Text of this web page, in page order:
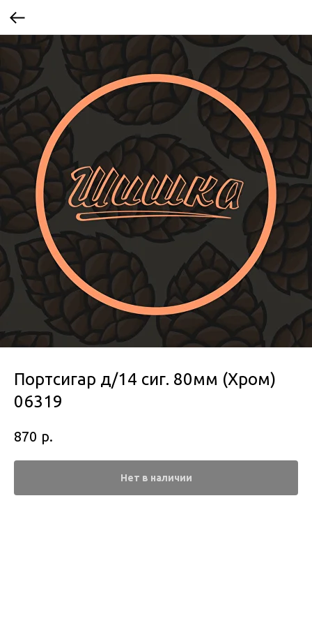
Портсигар д/14 сиг. 80мм (Хром)
06319
870 р.
Нет в наличии